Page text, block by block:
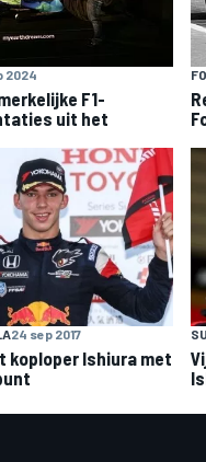
2024
F1-
uit het
24 sep 2017
koploper Ishiura met